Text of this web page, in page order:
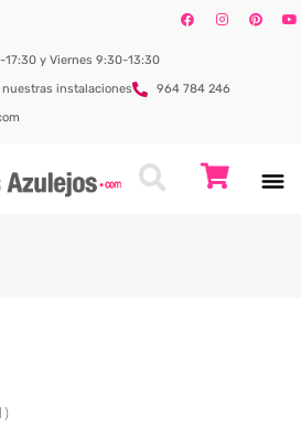
y Viernes 9:30-13:30
instalaciones
964 784 246